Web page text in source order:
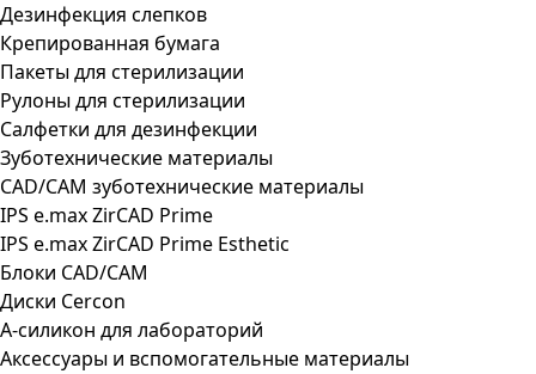
Дезинфекция слепков
Крепированная бумага
Пакеты для стерилизации
Рулоны для стерилизации
Салфетки для дезинфекции
Зуботехнические материалы
CAD/CAM зуботехнические материалы
IPS e.max ZirCAD Prime
IPS e.max ZirCAD Prime Esthetic
Блоки CAD/CAM
Диски Cercon
А-силикон для лабораторий
Аксессуары и вспомогательные материалы